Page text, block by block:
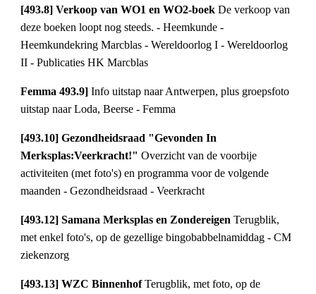
[493.8] Verkoop van WO1 en WO2-boek De verkoop van
deze boeken loopt nog steeds. - Heemkunde -
Heemkundekring Marcblas - Wereldoorlog I - Wereldoorlog
II - Publicaties HK Marcblas
Femma 493.9] Info uitstap naar Antwerpen, plus groepsfoto
uitstap naar Loda, Beerse - Femma
[493.10] Gezondheidsraad "Gevonden In
Merksplas:Veerkracht!" Overzicht van de voorbije
activiteiten (met foto's) en programma voor de volgende
maanden - Gezondheidsraad - Veerkracht
[493.12] Samana Merksplas en Zondereigen Terugblik,
met enkel foto's, op de gezellige bingobabbelnamiddag - CM
ziekenzorg
[493.13] WZC Binnenhof Terugblik, met foto, op de